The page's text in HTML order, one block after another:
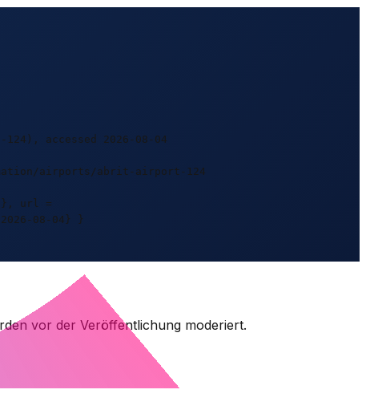
accessed 2026-08-04
airports/abrit-airport-124
url =
08-04} }
vor der Veröffentlichung moderiert.